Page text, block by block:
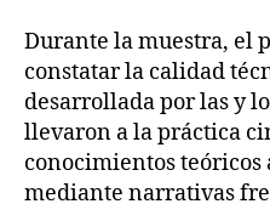
Durante la muestra, el
constatar la calidad
desarrollada por las y
llevaron a la práctica
conocimientos
mediante narrativas